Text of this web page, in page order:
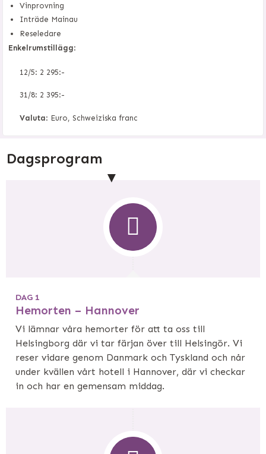
Vinprovning
Inträde Mainau
Reseledare
Enkelrumstillägg:
12/5: 2 295:-
31/8: 2 395:-
Valuta: Euro, Schweiziska franc
Dagsprogram
DAG 1
Hemorten – Hannover
Vi lämnar våra hemorter för att ta oss till
Helsingborg där vi tar färjan över till Helsingör. Vi
reser vidare genom Danmark och Tyskland och når
under kvällen vårt hotell i Hannover, där vi checkar
in och har en gemensam middag.